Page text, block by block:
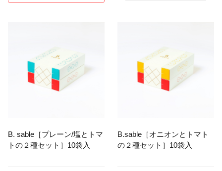
B. sable［プレーン/塩とトマ
トの２種セット］10袋入
B.sable［オニオンとトマト
の２種セット］10袋入